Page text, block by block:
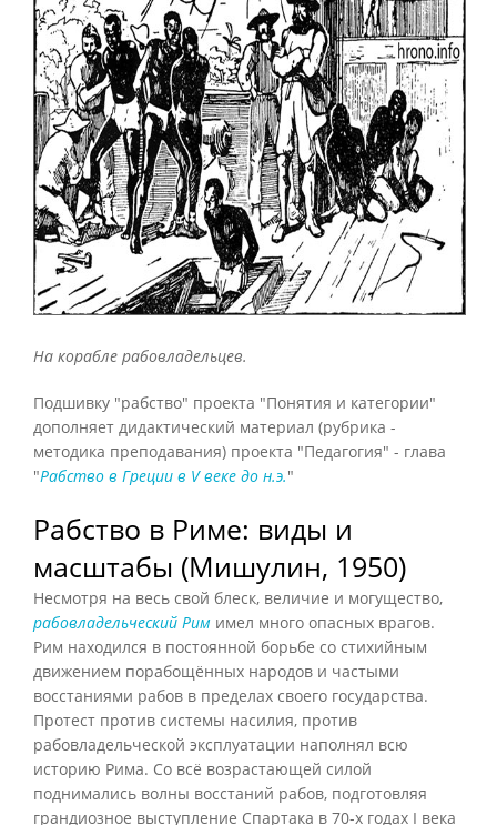
На корабле рабовладельцев.
Подшивку "рабство" проекта "Понятия и категории"
дополняет дидактический материал (рубрика -
методика преподавания) проекта "Педагогия" - глава
"Рабство в Греции в V веке до н.э."
Рабство в Риме: виды и
масштабы (Мишулин, 1950)
Несмотря на весь свой блеск, величие и могущество,
рабовладельческий Рим имел много опасных врагов.
Рим находился в постоянной борьбе со стихийным
движением порабощённых народов и частыми
восстаниями рабов в пределах своего государства.
Протест против системы насилия, против
рабовладельческой эксплуатации наполнял всю
историю Рима. Со всё возрастающей силой
поднимались волны восстаний рабов, подготовляя
грандиозное выступление Спартака в 70-х годах I века